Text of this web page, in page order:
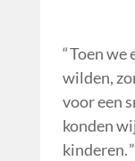
Toen we
wilden,
voor een
konden
kinderen.